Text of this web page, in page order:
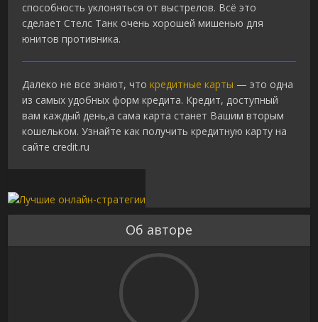
способность уклоняться от выстрелов. Всё это
сделает Стелс Танк очень хорошей мишенью для
юнитов противника.
Далеко не все знают, чтокредитные карты — это одна
из самых удобных форм кредита. Кредит, доступный
вам каждый день,а сама карта станет Вашим вторым
кошельком. Узнайте как получить кредитную карту на
сайте credit.ru
Об авторе